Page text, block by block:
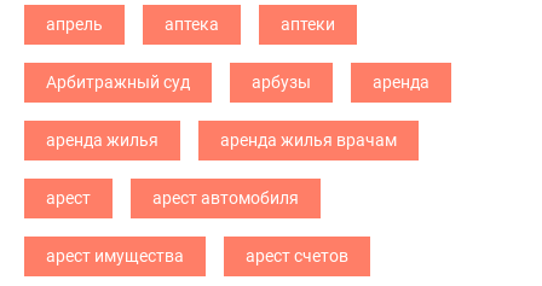
апрель аптека аптеки
Арбитражный суд арбузы аренда
аренда жилья аренда жилья врачам
арест арест автомобиля
арест имущества арест счетов